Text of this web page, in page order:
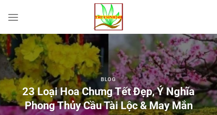
đến
dung
BLOG
23 Loại Hoa Chưng Tết Đẹp, Ý Nghĩa
Phong Thủy Cầu Tài Lộc & May Mắn